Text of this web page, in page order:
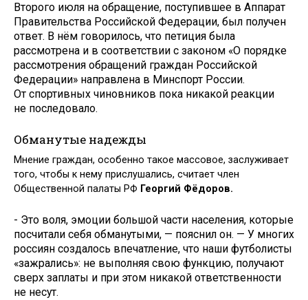
Второго июля на обращение, поступившее в Аппарат
Правительства Российской Федерации, был получен
ответ. В нём говорилось, что петиция была
рассмотрена и в соответствии с законом «О порядке
рассмотрения обращений граждан Российской
Федерации» направлена в Минспорт России.
От спортивных чиновников пока никакой реакции
не последовало.
Обманутые надежды
Мнение граждан, особенно такое массовое, заслуживает
того, чтобы к нему прислушались, считает член
Общественной палаты РФ Георгий Фёдоров.
- Это воля, эмоции большой части населения, которые
посчитали себя обманутыми, — пояснил он. — У многих
россиян создалось впечатление, что наши футболисты
«зажрались»: не выполняя свою функцию, получают
сверх заплаты и при этом никакой ответственности
не несут.